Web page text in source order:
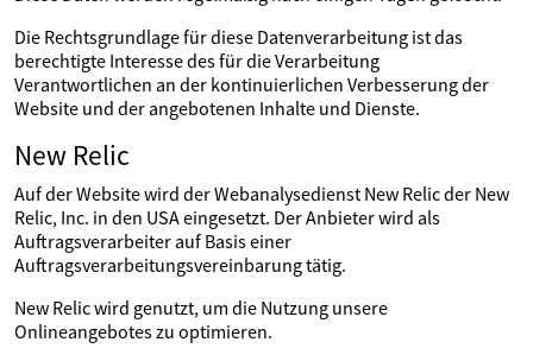
Die Rechtsgrundlage für diese Datenverarbeitung ist das
berechtigte Interesse des für die Verarbeitung
Verantwortlichen an der kontinuierlichen Verbesserung der
Website und der angebotenen Inhalte und Dienste.
New Relic
Auf der Website wird der Webanalysedienst New Relic der New
Relic, Inc. in den USA eingesetzt. Der Anbieter wird als
Auftragsverarbeiter auf Basis einer
Auftragsverarbeitungsvereinbarung tätig.
New Relic wird genutzt, um die Nutzung unsere
Onlineangebotes zu optimieren.